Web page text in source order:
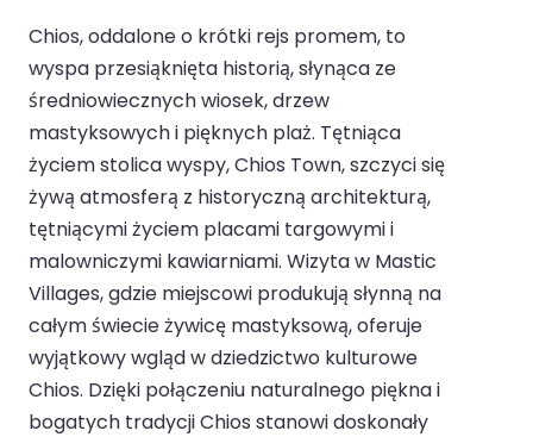
Chios, oddalone o krótki rejs promem, to
wyspa przesiąknięta historią, słynąca ze
średniowiecznych wiosek, drzew
mastyksowych i pięknych plaż. Tętniąca
życiem stolica wyspy, Chios Town, szczyci się
żywą atmosferą z historyczną architekturą,
tętniącymi życiem placami targowymi i
malowniczymi kawiarniami. Wizyta w Mastic
Villages, gdzie miejscowi produkują słynną na
całym świecie żywicę mastyksową, oferuje
wyjątkowy wgląd w dziedzictwo kulturowe
Chios. Dzięki połączeniu naturalnego piękna i
bogatych tradycji Chios stanowi doskonały